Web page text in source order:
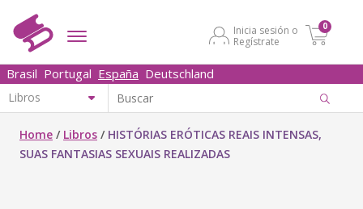
Inicia sesión o
Regístrate
0
Brasil Portugal España Deutschland
Home / Libros / HISTÓRIAS ERÓTICAS REAIS INTENSAS,
SUAS FANTASIAS SEXUAIS REALIZADAS